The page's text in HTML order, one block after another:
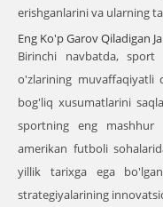
erishganlarini va ularning
Eng Ko'p Garov Qiladigan
Birinchi navbatda,
o'zlarining muvaffaqiyatli
bog'liq xusumatlarini
sportning eng mashhur
amerikan futboli
yillik tarixga ega
strategiyalarining